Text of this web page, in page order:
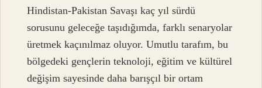
Hindistan-Pakistan Savaşı kaç yıl sürdü
sorusunu geleceğe taşıdığımda, farklı senaryolar
üretmek kaçınılmaz oluyor. Umutlu tarafım, bu
bölgedeki gençlerin teknoloji, eğitim ve kültürel
değişim sayesinde daha barışçıl bir ortam